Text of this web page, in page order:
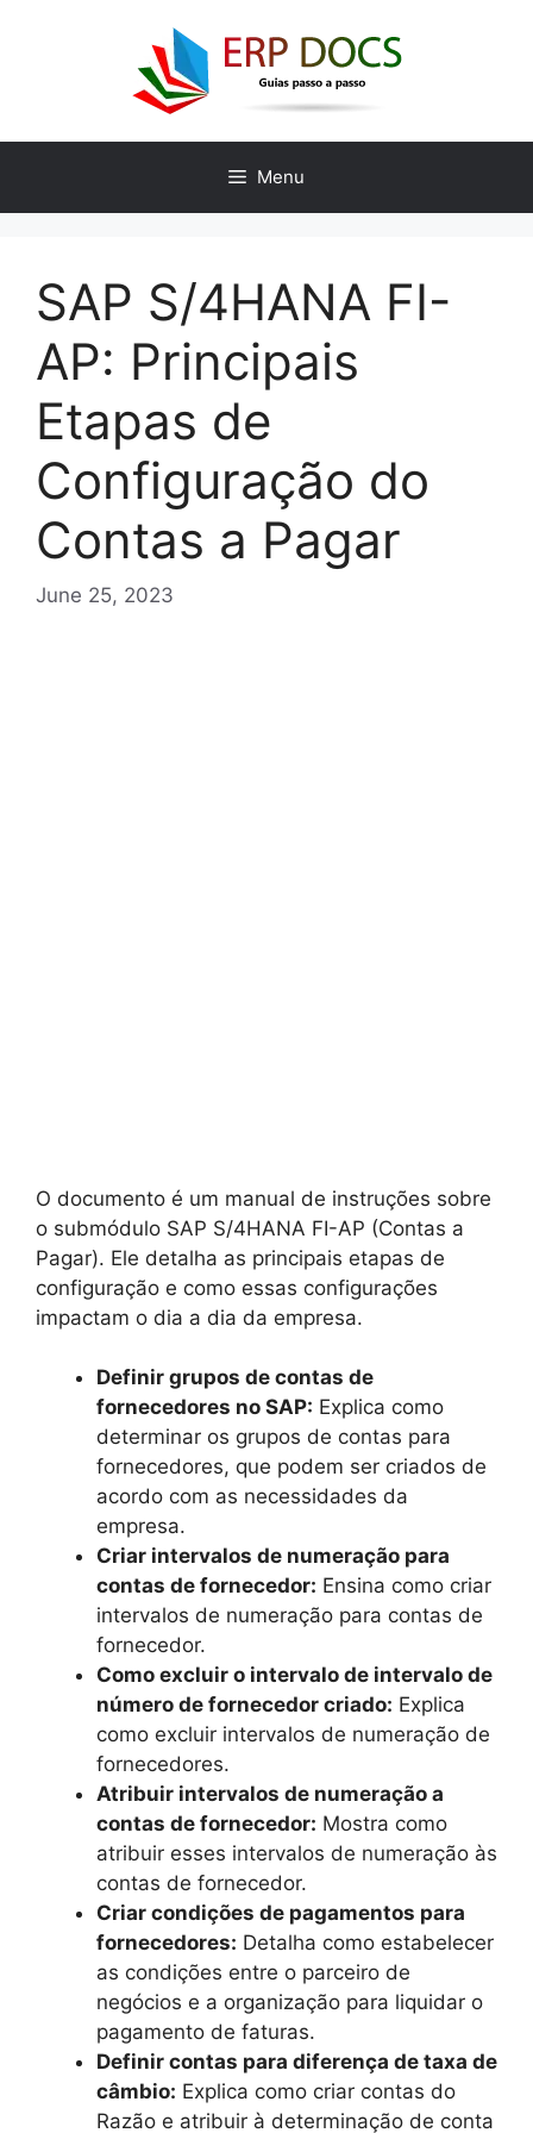
Menu
SAP S/4HANA FI-
AP: Principais
Etapas de
Configuração do
Contas a Pagar
June 25, 2023
O documento é um manual de instruções sobre
o submódulo SAP S/4HANA FI-AP (Contas a
Pagar). Ele detalha as principais etapas de
configuração e como essas configurações
impactam o dia a dia da empresa.
Definir grupos de contas de
fornecedores no SAP: Explica como
determinar os grupos de contas para
fornecedores, que podem ser criados de
acordo com as necessidades da
empresa.
Criar intervalos de numeração para
contas de fornecedor: Ensina como criar
intervalos de numeração para contas de
fornecedor.
Como excluir o intervalo de intervalo de
número de fornecedor criado: Explica
como excluir intervalos de numeração de
fornecedores.
Atribuir intervalos de numeração a
contas de fornecedor: Mostra como
atribuir esses intervalos de numeração às
contas de fornecedor.
Criar condições de pagamentos para
fornecedores: Detalha como estabelecer
as condições entre o parceiro de
negócios e a organização para liquidar o
pagamento de faturas.
Definir contas para diferença de taxa de
câmbio: Explica como criar contas do
Razão e atribuir à determinação de conta